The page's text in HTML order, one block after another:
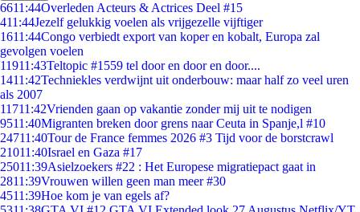
6611:44Overleden Acteurs & Actrices Deel #15
411:44Jezelf gelukkig voelen als vrijgezelle vijftiger
1611:44Congo verbiedt export van koper en kobalt, Europa zal
gevolgen voelen
11911:43Teltopic #1559 tel door en door en door....
1411:42Techniekles verdwijnt uit onderbouw: maar half zo veel uren
als 2007
11711:42Vrienden gaan op vakantie zonder mij uit te nodigen
9511:40Migranten breken door grens naar Ceuta in Spanje,l #10
24711:40Tour de France femmes 2026 #3 Tijd voor de borstcrawl
21011:40Israel en Gaza #17
25011:39Asielzoekers #22 : Het Europese migratiepact gaat in
2811:39Vrouwen willen geen man meer #30
4511:39Hoe kom je van egels af?